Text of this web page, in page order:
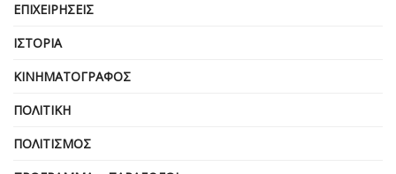
ΕΠΙΧΕΙΡΗΣΕΙΣ
ΙΣΤΟΡΊΑ
ΚΙΝΗΜΑΤΟΓΡΆΦΟΣ
ΠΟΛΙΤΙΚΉ
ΠΟΛΙΤΙΣΜΌΣ